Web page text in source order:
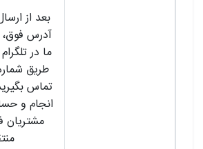
بعد از
آدرس فوق،
ما در
طریق
تماس
انجام و
مشتریان